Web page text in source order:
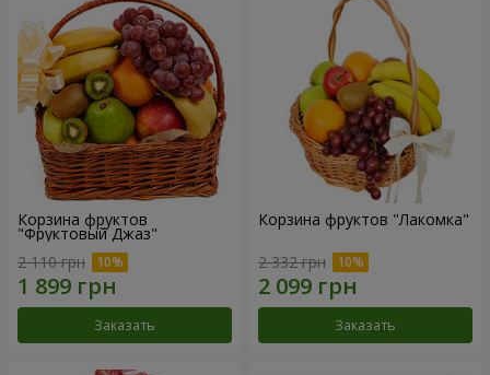
Корзина фруктов
"Фруктовый Джаз"
2 110 грн
Заказать
Корзина фруктов "Лакомка"
2 332 грн
Заказать